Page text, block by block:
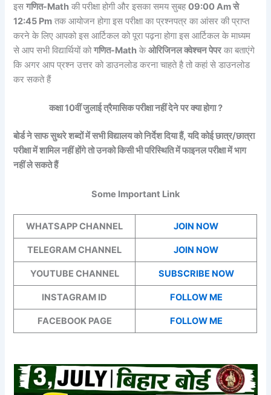
इसगणित-Math की परीक्षा होगी और इसका समय सुबह09:00 Am से
12:45 Pm तक आयोजन होगा इस परीक्षा का प्रश्नपत्र का आंसर की प्राप्त
करने के लिए आपको इस आर्टिकल को पूरा पढ़ना होगा इस आर्टिकल के माध्यम
से आप सभी विद्यार्थियों कोगणित-Math केओरिजिनल क्वेश्चन पेपरका बताएंगे
कि अगर आप प्रश्न उत्तर को डाउनलोड करना चाहते है तो कहां से डाउनलोड
कर सकते हैं
कक्षा 10वीं जुलाई त्रैमासिक परीक्षा नहीं देने पर क्या होगा ?
बोर्ड ने साफ सुथरे शब्दों में सभी विद्यालय को निर्देश दिया हैं, यदि कोई छात्र/छात्रा
परीक्षा में शामिल नहीं होंगे तो उनको किसी भी परिस्थिति में फाइनल परीक्षा में भाग
नहीं ले सकते हैं
Some Important Link
WHATSAPP CHANNEL JOIN NOW
TELEGRAM CHANNEL JOIN NOW
YOUTUBE CHANNEL SUBSCRIBE NOW
INSTAGRAM ID FOLLOW ME
FACEBOOK PAGE FOLLOW ME